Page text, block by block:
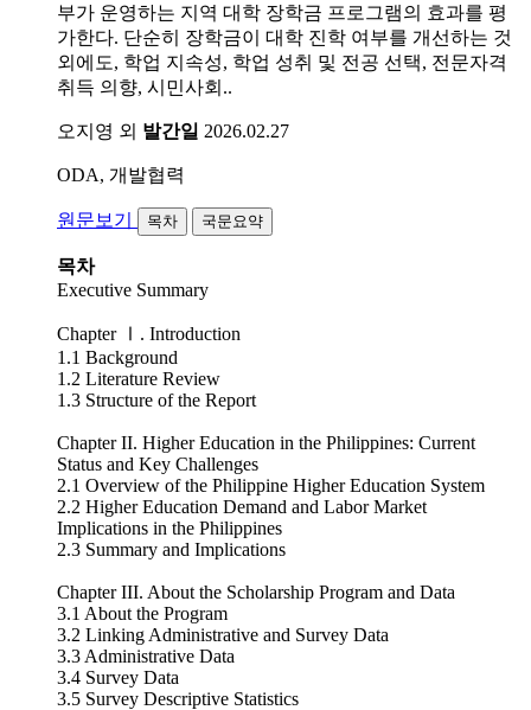
부가 운영하는 지역 대학 장학금 프로그램의 효과를 평
가한다. 단순히 장학금이 대학 진학 여부를 개선하는 것
외에도, 학업 지속성, 학업 성취 및 전공 선택, 전문자격
취득 의향, 시민사회..
오지영 외 발간일 2026.02.27
ODA, 개발협력
원문보기 목차 국문요약
목차
Executive Summary
Chapter Ⅰ. Introduction
1.1 Background
1.2 Literature Review
1.3 Structure of the Report
Chapter II. Higher Education in the Philippines: Current
Status and Key Challenges
2.1 Overview of the Philippine Higher Education System
2.2 Higher Education Demand and Labor Market
Implications in the Philippines
2.3 Summary and Implications
Chapter III. About the Scholarship Program and Data
3.1 About the Program
3.2 Linking Administrative and Survey Data
3.3 Administrative Data
3.4 Survey Data
3.5 Survey Descriptive Statistics